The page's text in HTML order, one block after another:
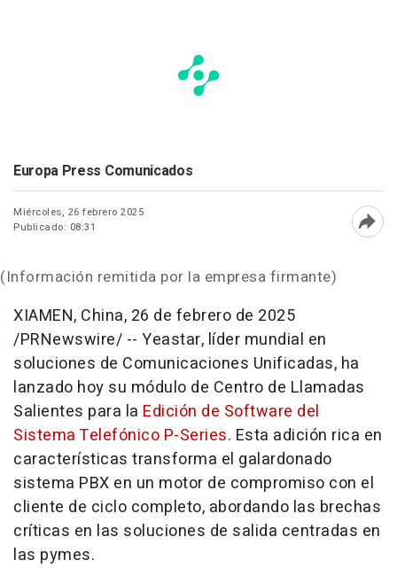
Europa Press Comunicados
Miércoles, 26 febrero 2025
Publicado: 08:31
(Información remitida por la empresa firmante)
XIAMEN, China, 26 de febrero de 2025
/PRNewswire/ -- Yeastar, líder mundial en
soluciones de Comunicaciones Unificadas, ha
lanzado hoy su módulo de Centro de Llamadas
Salientes para la Edición de Software del
Sistema Telefónico P-Series. Esta adición rica en
características transforma el galardonado
sistema PBX en un motor de compromiso con el
cliente de ciclo completo, abordando las brechas
críticas en las soluciones de salida centradas en
las pymes.